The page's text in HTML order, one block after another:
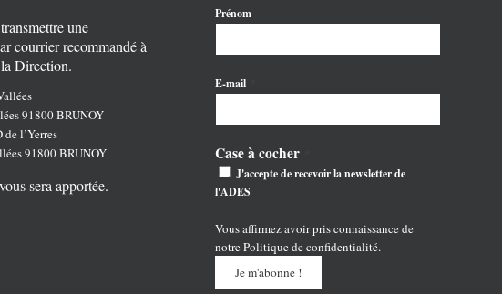
une
courrier recommandé à
Direction.
91800 BRUNOY
de l’Yerres
91800 BRUNOY
sera apportée.
Prénom
E-mail
Case à cocher
J'accepte de recevoir la newsletter de
l'ADES
Vous affirmez avoir pris connaissance de
notrePolitique de confidentialité.